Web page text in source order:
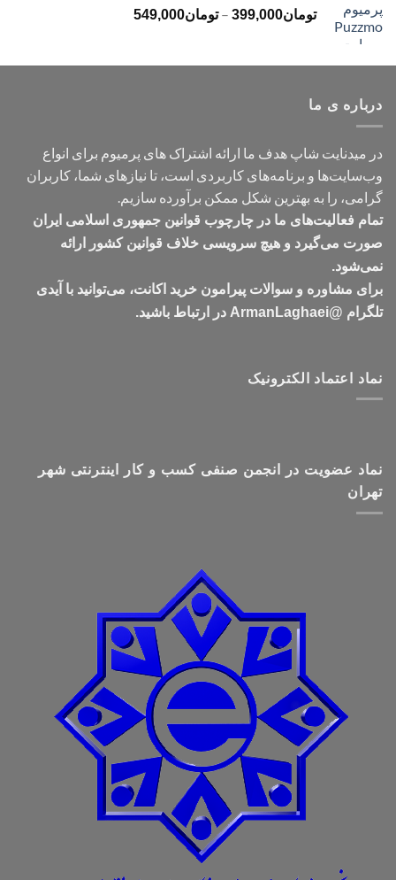
تومان399,000
– تومان549,000محدوده
تا
درباره ی ما
در میدنایت شاپ هدف ما ارائه اشتراک های پرمیوم برای انواع
وب‌سایت‌ها و برنامه‌های کاربردی است، تا نیازهای شما، کاربران
گرامی، را به بهترین شکل ممکن برآورده سازیم.
تمام فعالیت‌های ما در چارچوب قوانین جمهوری اسلامی ایران
صورت می‌گیرد و هیچ سرویسی خلاف قوانین کشور ارائه
نمی‌شود.
برای مشاوره و سوالات پیرامون خرید اکانت، می‌توانید با آیدی
تلگرام @ArmanLaghaei در ارتباط باشید.
نماد اعتماد الکترونیک
نماد عضویت در انجمن صنفی کسب و کار اینترنتی شهر
تهران